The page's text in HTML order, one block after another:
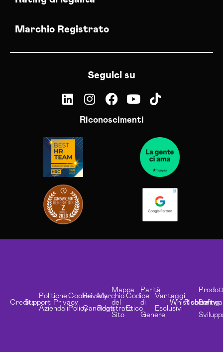
Marchio Registrato
Seguici su
Riconoscimenti
CreditsSupport
Politiche
Aziendali
Privacy
Cookie
Policy
Privacy
Candidati
Marchio
Registrato
Mappa
del
Sito
Codice
Etico
Parità
di
Genere
Vantaggi
Esclusivi
Whistleblowing
Risorse